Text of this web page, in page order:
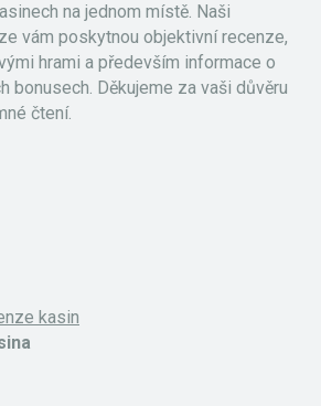
na jednom místě. Naši
vám poskytnou objektivní recenze,
hrami a především informace o
bonusech. Děkujeme za vaši důvěru
čtení.
kasin